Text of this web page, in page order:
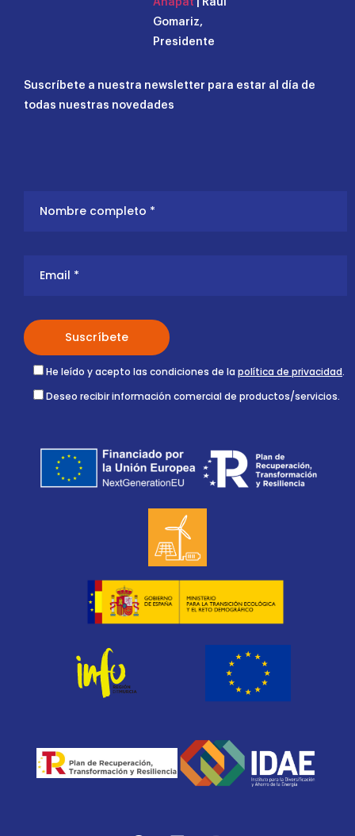
Anapat | Raúl
Gomariz,
Presidente
Suscríbete a nuestra newsletter para estar al día de
todas nuestras novedades
He leído y acepto las condiciones de la política de privacidad.
Deseo recibir información comercial de productos/servicios.